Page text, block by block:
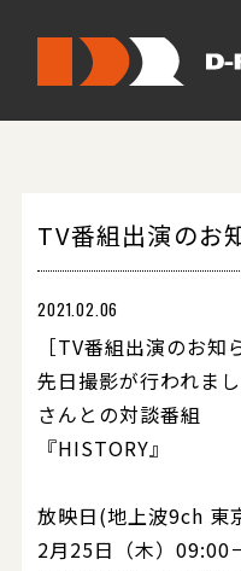
TV番組出演のお
2021.02.06
［TV番組出演のお知
先日撮影が行われま
さんとの対談番組
『HISTORY』
放映日(地上波9ch 東
2月25日（木）09:00